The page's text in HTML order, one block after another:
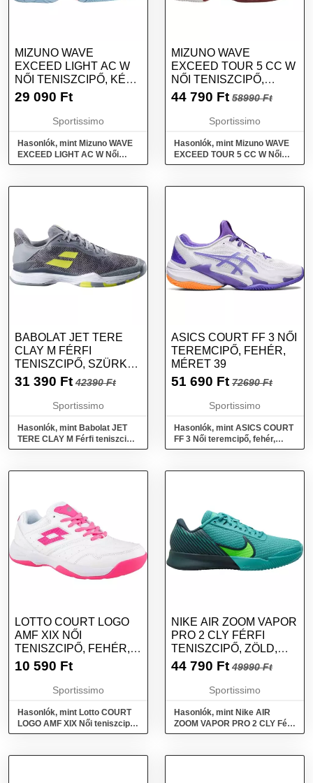
MIZUNO WAVE
EXCEED LIGHT AC W
NŐI TENISZCIPŐ, KÉK,
MÉRET 40.5
29 090 Ft
Sportissimo
Hasonlók, mint Mizuno WAVE
EXCEED LIGHT AC W Női
teniszcipő, kék, méret 40.5
MIZUNO WAVE
EXCEED TOUR 5 CC W
NŐI TENISZCIPŐ,
FEHÉR, MÉRET 38
44 790 Ft 58990 Ft
Sportissimo
Hasonlók, mint Mizuno WAVE
EXCEED TOUR 5 CC W Női
teniszcipő, fehér, méret 38
BABOLAT JET TERE
CLAY M FÉRFI
TENISZCIPŐ, SZÜRKE,
MÉRET 43
31 390 Ft 42390 Ft
Sportissimo
Hasonlók, mint Babolat JET
TERE CLAY M Férfi teniszcipő,
szürke, méret 43
ASICS COURT FF 3 NŐI
TEREMCIPŐ, FEHÉR,
MÉRET 39
51 690 Ft 72690 Ft
Sportissimo
Hasonlók, mint ASICS COURT
FF 3 Női teremcipő, fehér,
méret 39
LOTTO COURT LOGO
AMF XIX NŐI
TENISZCIPŐ, FEHÉR,
MÉRET 38
10 590 Ft
Sportissimo
Hasonlók, mint Lotto COURT
LOGO AMF XIX Női teniszcipő,
fehér, méret 38
NIKE AIR ZOOM VAPOR
PRO 2 CLY FÉRFI
TENISZCIPŐ, ZÖLD,
MÉRET 44.5
44 790 Ft 49990 Ft
Sportissimo
Hasonlók, mint Nike AIR
ZOOM VAPOR PRO 2 CLY Férfi
teniszcipő, zöld, méret 44.5